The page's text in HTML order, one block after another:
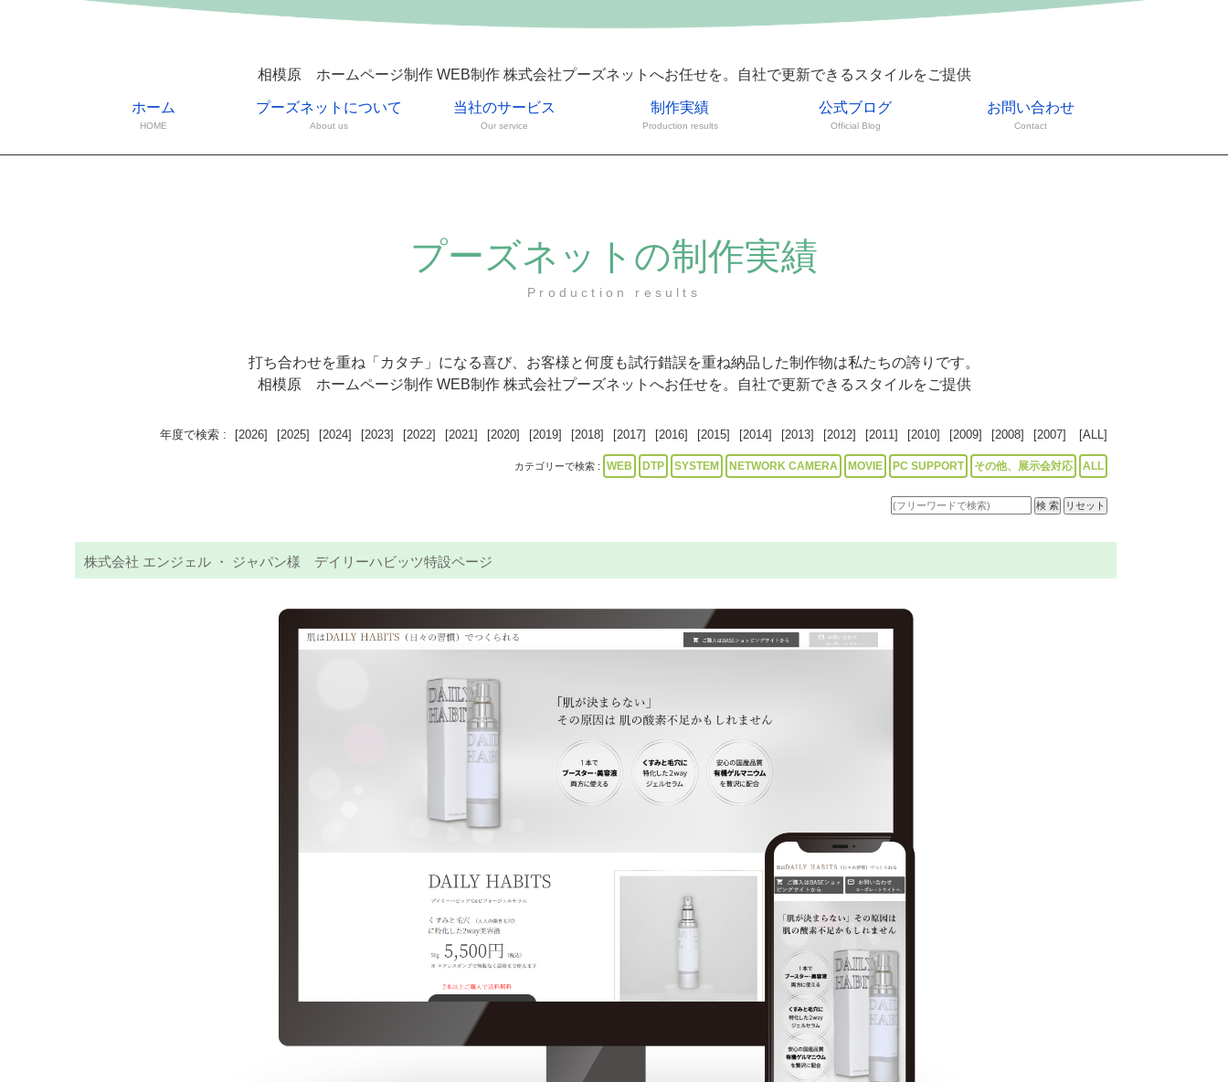
相模原 ホームページ制作 WEB制作 株式会社プーズネットへお任せを。自社で更新できるスタイルをご提供
ホーム
HOME
プーズネットについて
About us
当社のサービス
Our service
制作実績
Production results
公式ブログ
Official Blog
お問い合わせ
Contact
プーズネットの制作実績
Production results
打ち合わせを重ね「カタチ」になる喜び、お客様と何度も試行錯誤を重ね納品した制作物は私たちの誇りです。
相模原 ホームページ制作 WEB制作 株式会社プーズネットへお任せを。自社で更新できるスタイルをご提供
年度で検索 : [2026] [2025] [2024] [2023] [2022] [2021] [2020] [2019] [2018] [2017] [2016] [2015] [2014] [2013] [2012] [2011] [2010] [2009] [2008] [2007] [ALL]
カテゴリーで検索 : WEB DTP SYSTEM NETWORK CAMERA MOVIE PC SUPPORT その他、展示会対応 ALL
株式会社 エンジェル ・ ジャパン様 デイリーハビッツ特設ページ